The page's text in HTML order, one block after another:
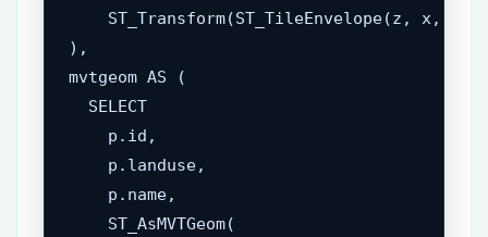
ST_Transform(ST_TileEnvelope(z, x,
),
mvtgeom AS (
  SELECT
    p.id,
    p.landuse,
    p.name,
    ST_AsMVTGeom(